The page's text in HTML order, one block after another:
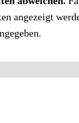
angezeigt